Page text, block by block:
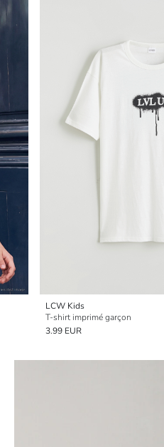
LCW Kids
T-shirt imprimé garçon
3.99 EUR